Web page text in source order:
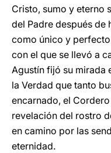
Cristo, sumo y eterno
del Padre después de
como único y
con el que se llevó a
Agustín fijó su mirada
la Verdad que tanto
encarnado, el
revelación del rostro
en camino por las
eternidad.